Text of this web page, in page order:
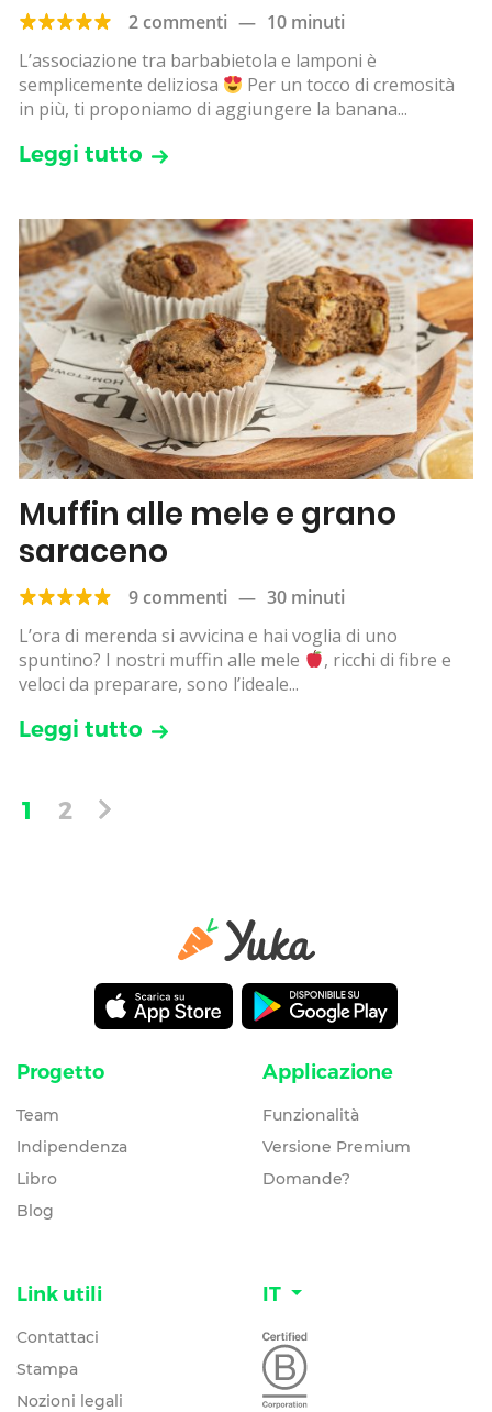
2 commenti — 10 minuti
L’associazione tra barbabietola e lamponi è
semplicemente deliziosa
Per un tocco di cremosità
in più, ti proponiamo di aggiungere la banana...
Leggi tutto
Muffin alle mele e grano
saraceno
9 commenti — 30 minuti
L’ora di merenda si avvicina e hai voglia di uno
spuntino? I nostri muffin alle mele
, ricchi di fibre e
veloci da preparare, sono l’ideale...
Leggi tutto
1 2
Progetto
Team
Indipendenza
Libro
Blog
Applicazione
Funzionalità
Versione Premium
Domande?
Link utili
Contattaci
Stampa
Nozioni legali
IT